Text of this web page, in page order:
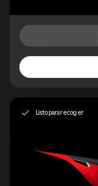
Listo para recoger